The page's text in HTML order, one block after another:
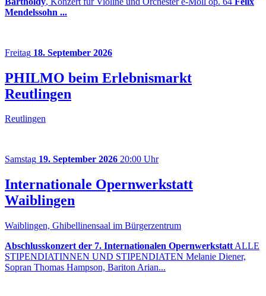
Mendelssohn ...
Freitag 18. September 2026
PHILMO beim Erlebnismarkt
Reutlingen
Reutlingen
Samstag 19. September 2026 20:00 Uhr
Internationale Opernwerkstatt
Waiblingen
Waiblingen, Ghibellinensaal im Bürgerzentrum
Abschlusskonzert der 7. Internationalen Opernwerkstatt ALLE
STIPENDIATINNEN UND STIPENDIATEN Melanie Diener,
Sopran Thomas Hampson, Bariton Arian...